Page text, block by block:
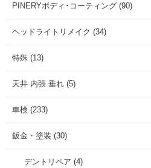
PINERYボディ･コーティング (90)
ヘッドライトリメイク (34)
特殊 (13)
天井 内張 垂れ (5)
車検 (233)
鈑金・塗装 (30)
デントリペア (4)